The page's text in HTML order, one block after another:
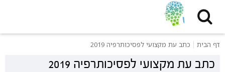
דף הבית כתב עת מקצועי לפסיכותרפיה 2019
כתב עת מקצועי לפסיכותרפיה 2019